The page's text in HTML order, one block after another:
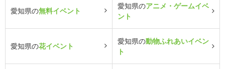
愛知県の無料イベント
愛知県のアニメ・ゲームイベ
ント
愛知県の花イベント
愛知県の動物ふれあいイベン
ト